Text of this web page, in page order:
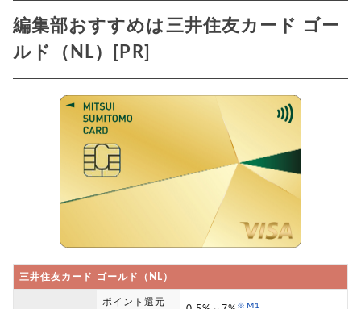
編集部おすすめは三井住友カード ゴー
ルド（NL）[PR]
三井住友カード ゴールド（NL）
ポイント還元
※M1